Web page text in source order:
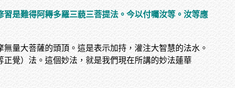
是難得阿耨多羅三藐三菩提法。今以付囑汝等。汝等應
量大菩薩的頭頂。這是表示加持，灌注大智慧的法水。
覺）法。這個妙法，就是我們現在所講的妙法蓮華